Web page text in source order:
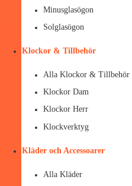
Minusglasögon
Solglasögon
Klockor & Tillbehör
Alla Klockor & Tillbehör
Klockor Dam
Klockor Herr
Klockverktyg
Kläder och Accessoarer
Alla Kläder